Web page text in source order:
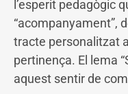
l’esperit pedagògic
“acompanyament”,
tracte personalitzat
pertinença. El lema
aquest sentir de